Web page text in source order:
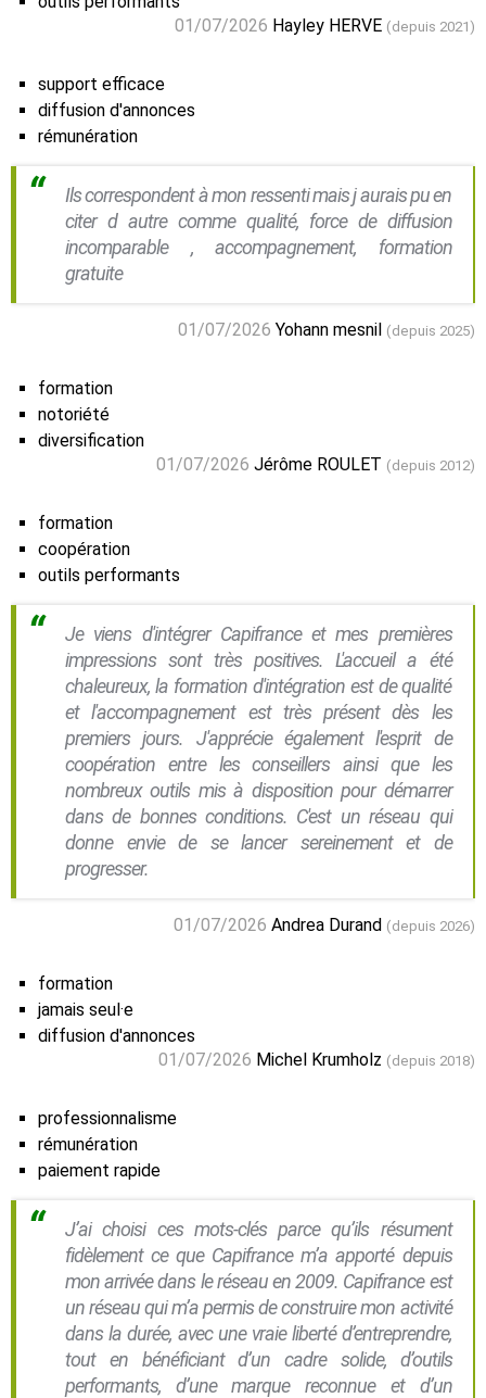
01/07/2026 Hayley HERVE (depuis 2021)
support efficace
diffusion d'annonces
rémunération
Ils correspondent à mon ressenti mais j aurais pu en
citer d autre comme qualité, force de diffusion
incomparable , accompagnement, formation
gratuite
01/07/2026 Yohann mesnil (depuis 2025)
formation
notoriété
diversification
01/07/2026 Jérôme ROULET (depuis 2012)
formation
coopération
outils performants
Je viens d'intégrer Capifrance et mes premières
impressions sont très positives. L'accueil a été
chaleureux, la formation d'intégration est de qualité
et l'accompagnement est très présent dès les
premiers jours. J'apprécie également l'esprit de
coopération entre les conseillers ainsi que les
nombreux outils mis à disposition pour démarrer
dans de bonnes conditions. C'est un réseau qui
donne envie de se lancer sereinement et de
progresser.
01/07/2026 Andrea Durand (depuis 2026)
formation
jamais seul·e
diffusion d'annonces
01/07/2026 Michel Krumholz (depuis 2018)
professionnalisme
rémunération
paiement rapide
J’ai choisi ces mots-clés parce qu’ils résument
fidèlement ce que Capifrance m’a apporté depuis
mon arrivée dans le réseau en 2009. Capifrance est
un réseau qui m’a permis de construire mon activité
dans la durée, avec une vraie liberté d’entreprendre,
tout en bénéficiant d’un cadre solide, d’outils
performants, d’une marque reconnue et d’un